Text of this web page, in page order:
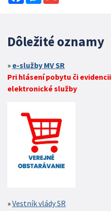
Dôležité oznamy
e-služby MV SR
Pri hlásení pobytu či
elektronické služby
Vestník vlády SR